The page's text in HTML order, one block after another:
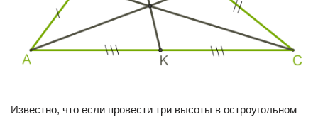
Известно, что если провести три высоты в остроугольном